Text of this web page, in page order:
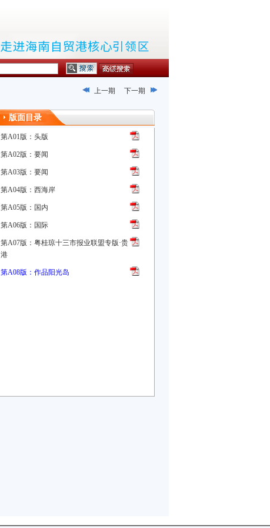
上一期 下一期
版面目录
第A01版：头版
第A02版：要闻
第A03版：要闻
第A04版：西海岸
第A05版：国内
第A06版：国际
第A07版：粤桂琼十三市报业联盟专版·贵
港
第A08版：作品阳光岛